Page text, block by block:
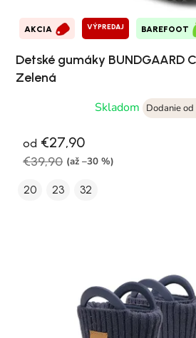
AKCIA VÝPREDAJ BAREFOOT
Detské gumáky BUNDGAARD
Zelená
Skladom
Dodanie
od €27,90
€39,90 (až –30 %)
20 23 32